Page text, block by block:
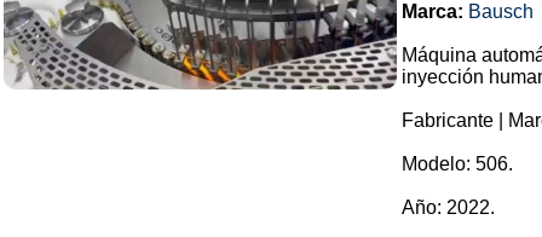
Marca: Bausch
Máquina
inyección
Fabricante |
Modelo: 506.
Año: 2022.